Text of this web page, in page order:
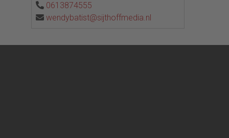
0613874555
wendybatist@sijthoffmedia.nl